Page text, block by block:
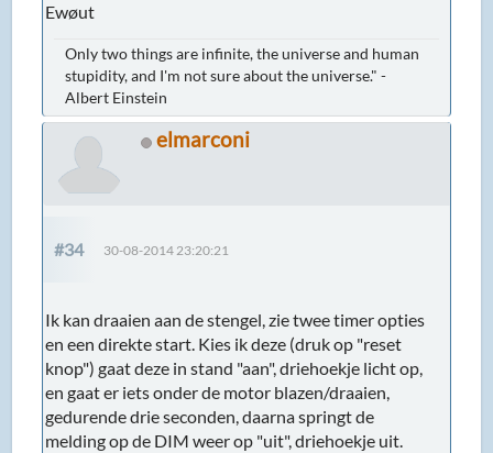
Ewøut
Only two things are infinite, the universe and human
stupidity, and I'm not sure about the universe." -
Albert Einstein
elmarconi
#34 30-08-2014 23:20:21
Ik kan draaien aan de stengel, zie twee timer opties
en een direkte start. Kies ik deze (druk op "reset
knop") gaat deze in stand "aan", driehoekje licht op,
en gaat er iets onder de motor blazen/draaien,
gedurende drie seconden, daarna springt de
melding op de DIM weer op "uit", driehoekje uit.